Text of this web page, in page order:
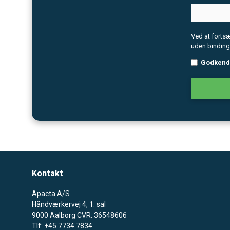
Ved at
uden
Godkend
Kontakt
Apacta A/S
Håndværkervej 4, 1. sal
9000 Aalborg CVR: 36548606
Tlf: +45 7734 7834